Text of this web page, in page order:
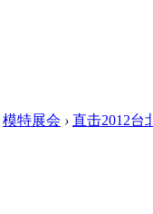
模特展会 › 直击2012台